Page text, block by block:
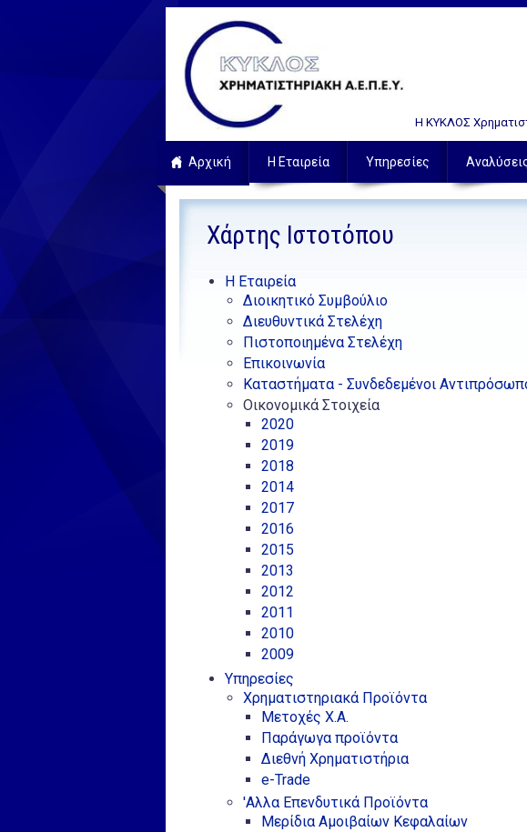
Η ΚΥΚΛΟΣ
Αρχική Η Εταιρεία Υπηρεσίες
Χάρτης Ιστοτόπου
Η Εταιρεία
Διοικητικό Συμβούλιο
Διευθυντικά Στελέχη
Πιστοποιημένα Στελέχη
Επικοινωνία
Καταστήματα - Συνδεδεμένοι
Οικονομικά Στοιχεία
2020
2019
2018
2014
2017
2016
2015
2013
2012
2011
2010
2009
Υπηρεσίες
Χρηματιστηριακά Προϊόντα
Μετοχές Χ.Α.
Παράγωγα προϊόντα
Διεθνή Χρηματιστήρια
e-Trade
'Αλλα Επενδυτικά Προϊόντα
Μερίδια Αμοιβαίων Κεφαλαίων